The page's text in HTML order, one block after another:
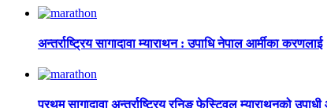
अन्तर्राष्ट्रिय सागादावा म्याराथन : उपाधि नेपाल आर्मीका करणलाई
प्रथम सागादावा अन्तर्राष्ट्रिय रनिङ फेस्टिवल म्याराथनको उपाधी